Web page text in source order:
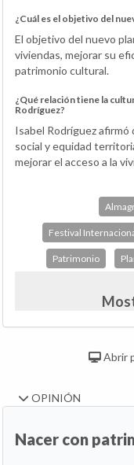
¿Cuál es el objetivo del
El objetivo del nuevo
viviendas, mejorar su
patrimonio cultural.
¿Qué relación tiene la
Rodríguez?
Isabel Rodríguez
social y equidad
mejorar el acceso a la
Festival
Patrimonio
Abrir
OPINIÓN
Nacer con